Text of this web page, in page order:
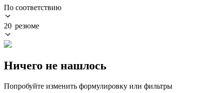
По соответствию
20 резюме
Ничего не нашлось
Попробуйте изменить формулировку или фильтры